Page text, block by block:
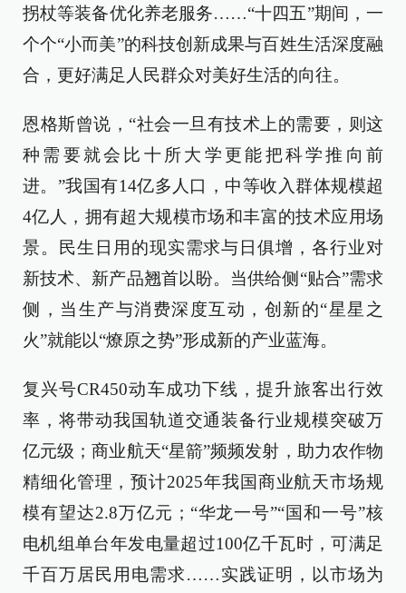
拐杖等装备优化养老服务……“十四五”期间，一
个个“小而美”的科技创新成果与百姓生活深度融
合，更好满足人民群众对美好生活的向往。
恩格斯曾说，“社会一旦有技术上的需要，则这
种需要就会比十所大学更能把科学推向前
进。”我国有14亿多人口，中等收入群体规模超
4亿人，拥有超大规模市场和丰富的技术应用场
景。民生日用的现实需求与日俱增，各行业对
新技术、新产品翘首以盼。当供给侧“贴合”需求
侧，当生产与消费深度互动，创新的“星星之
火”就能以“燎原之势”形成新的产业蓝海。
复兴号CR450动车成功下线，提升旅客出行效
率，将带动我国轨道交通装备行业规模突破万
亿元级；商业航天“星箭”频频发射，助力农作物
精细化管理，预计2025年我国商业航天市场规
模有望达2.8万亿元；“华龙一号”“国和一号”核
电机组单台年发电量超过100亿千瓦时，可满足
千百万居民用电需求……实践证明，以市场为